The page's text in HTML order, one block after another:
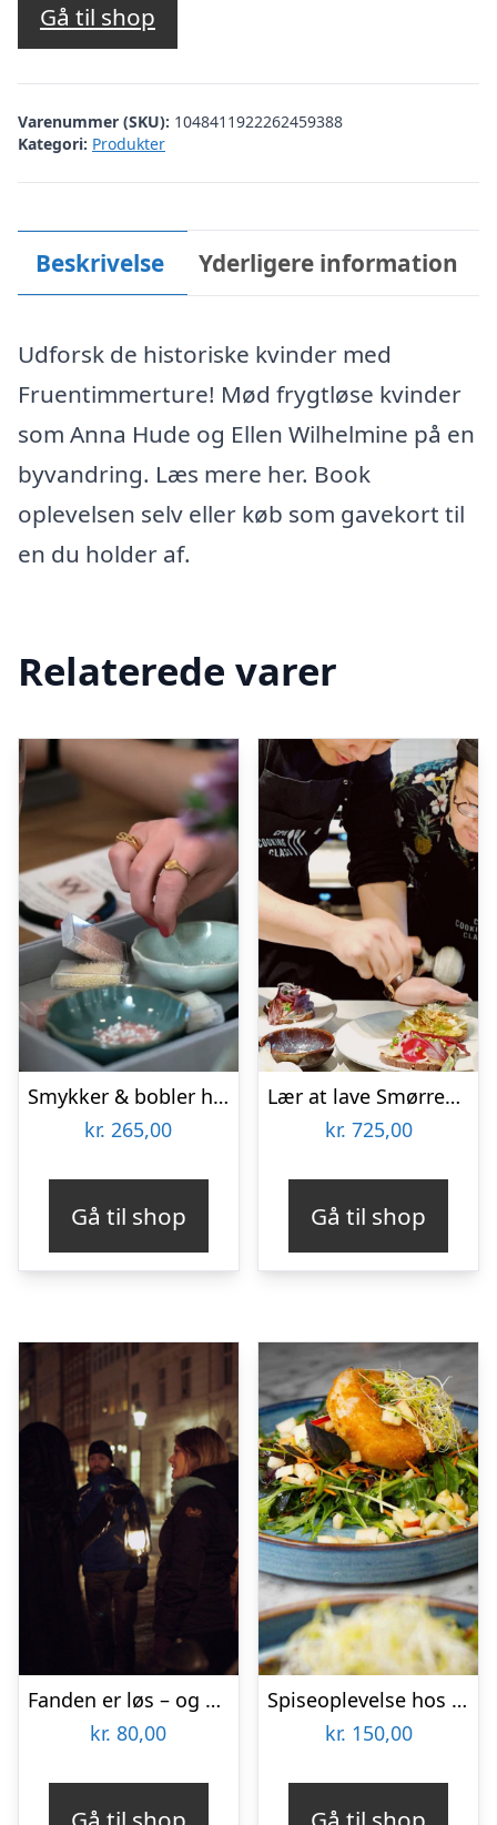
Gå til shop
Varenummer (SKU): 1048411922262459388
Kategori: Produkter
Beskrivelse Yderligere information
Udforsk de historiske kvinder med
Fruentimmerture! Mød frygtløse kvinder
som Anna Hude og Ellen Wilhelmine på en
byvandring. Læs mere her. Book
oplevelsen selv eller køb som gavekort til
en du holder af.
Relaterede varer
Smykker & bobler hos KreaKnud
kr. 265,00
Gå til shop
Lær at lave Smørrebrød hos CPH Cooking Class
kr. 725,00
Gå til shop
Fanden er løs – og andre spektakulære fortællnger med Ghosttour
kr. 80,00
Spiseoplevelse hos CAFE CIRÉ
kr. 150,00